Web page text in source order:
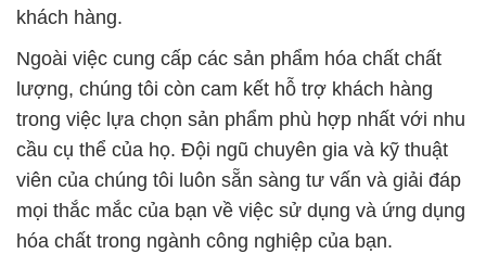
khách hàng.
Ngoài việc cung cấp các sản phẩm hóa chất chất
lượng, chúng tôi còn cam kết hỗ trợ khách hàng
trong việc lựa chọn sản phẩm phù hợp nhất với nhu
cầu cụ thể của họ. Đội ngũ chuyên gia và kỹ thuật
viên của chúng tôi luôn sẵn sàng tư vấn và giải đáp
mọi thắc mắc của bạn về việc sử dụng và ứng dụng
hóa chất trong ngành công nghiệp của bạn.